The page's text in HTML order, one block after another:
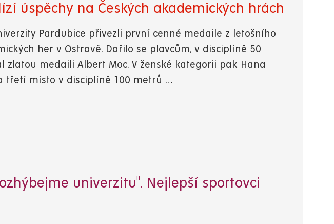
úspěchy na Českých akademických hrách
Pardubice přivezli první cenné medaile z letošního
her v Ostravě. Dařilo se plavcům, v disciplíně 50
zlatou medaili Albert Moc. V ženské kategorii pak Hana
třetí místo v disciplíně 100 metrů …
univerzitu". Nejlepší sportovci